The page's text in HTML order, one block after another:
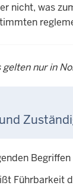
nicht, was
nur in